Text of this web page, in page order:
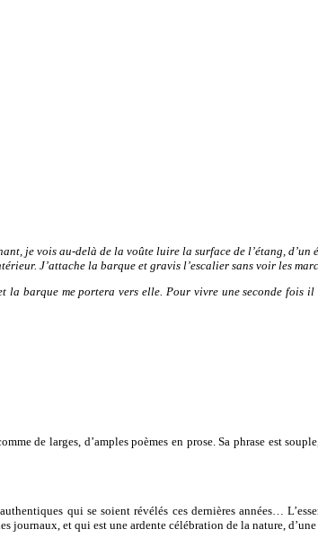
je vois au-delà de la voûte luire la surface de l’étang,
J’attache la barque et gravis l’escalier sans voir les
barque me portera vers elle. Pour vivre une seconde fois il
de larges, d’amples poèmes en prose. Sa phrase est
qui se soient révélés ces dernières années…
journaux, et qui est une ardente célébration de la nature,